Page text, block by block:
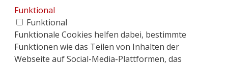
Funktional
Funktional
Funktionale Cookies helfen dabei, bestimmte
Funktionen wie das Teilen von Inhalten der
Webseite auf Social-Media-Plattformen, das